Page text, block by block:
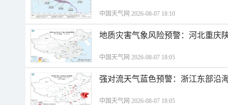
中国天气网 2026-08-07 18:10
地质灾害气象风险预警：河北重庆
中国天气网 2026-08-07 18:05
强对流天气蓝色预警：浙江东部沿
中国天气网 2026-08-07 18:05